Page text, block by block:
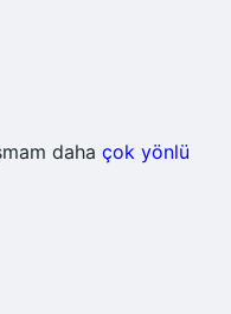
daha çok yönlü